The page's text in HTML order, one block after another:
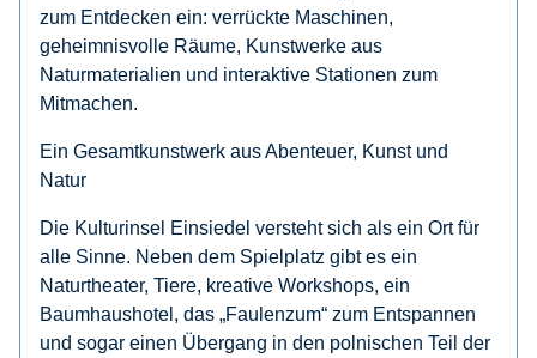
zum Entdecken ein: verrückte Maschinen,
geheimnisvolle Räume, Kunstwerke aus
Naturmaterialien und interaktive Stationen zum
Mitmachen.
Ein Gesamtkunstwerk aus Abenteuer, Kunst und
Natur
Die Kulturinsel Einsiedel versteht sich als ein Ort für
alle Sinne. Neben dem Spielplatz gibt es ein
Naturtheater, Tiere, kreative Workshops, ein
Baumhaushotel, das „Faulenzum“ zum Entspannen
und sogar einen Übergang in den polnischen Teil der